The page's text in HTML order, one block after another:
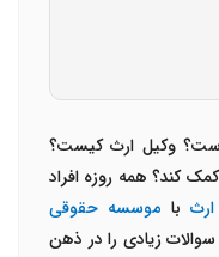
وکیل ارث کیست؟
کند؟ همه روزه افراد
با موسسه حقوقی
سوالات زیادی را در ذهن